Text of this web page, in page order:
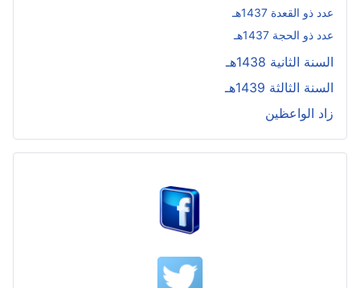
عدد ذو القعدة 1437هـ
عدد ذو الحجة 1437هـ
السنة الثانية 1438هـ
السنة الثالثة 1439هـ
زاد الواعظين